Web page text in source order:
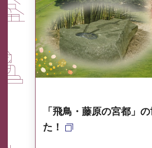
「飛鳥・藤原の宮都」
た！
ふるさと納税なら、奈良